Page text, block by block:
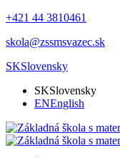
+421 44 3810461
skola@zssmsvazec.sk
SKSlovensky
SKSlovensky
ENEnglish